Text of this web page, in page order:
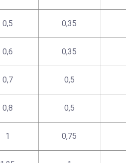
0,5 0,35
0,6 0,35
0,7 0,5
0,8 0,5
1 0,75